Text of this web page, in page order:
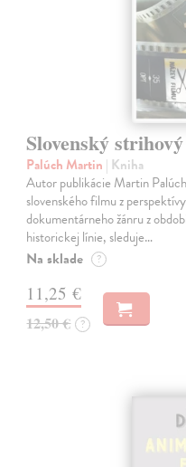
Slovenský
Palúch Martin | Kniha
Autor publikácie Martin
slovenského filmu z
dokumentárneho žánru z
historickej línie, sleduje…
Na sklade ?
11,25 €
12,50 € ?